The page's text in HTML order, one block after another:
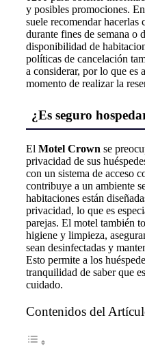
y posibles promociones.
suele recomendar hacerlas
durante fines de semana o
disponibilidad de
políticas de cancelación
a considerar, por lo que es
momento de realizar la
¿Es seguro
El Motel Crown se
privacidad de sus
con un sistema de acceso
contribuye a un ambiente
habitaciones están
privacidad, lo que es
parejas. El motel también
higiene y limpieza,
sean desinfectadas y
Esto permite a los
tranquilidad de saber que
cuidado.
Contenidos del